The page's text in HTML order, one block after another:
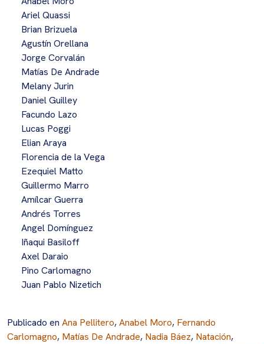
Ariel Quassi
Brian Brizuela
Agustín Orellana
Jorge Corvalán
Matías De Andrade
Melany Jurin
Daniel Guilley
Facundo Lazo
Lucas Poggi
Elian Araya
Florencia de la Vega
Ezequiel Matto
Guillermo Marro
Amílcar Guerra
Andrés Torres
Angel Domínguez
Iñaqui Basiloff
Axel Daraio
Pino Carlomagno
Juan Pablo Nizetich
Publicado en Ana Pellitero,Anabel Moro, Fernando
Carlomagno, Matías De Andrade, Nadia Báez, Natación,